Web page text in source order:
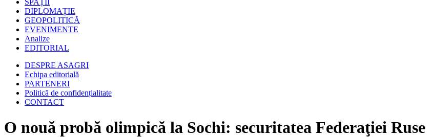
SPAȚII
DIPLOMAȚIE
GEOPOLITICĂ
EVENIMENTE
Analize
EDITORIAL
DESPRE ASAGRI
Echipa editorială
PARTENERI
Politică de confidențialitate
CONTACT
O nouă probă olimpică la Sochi: securitatea Federaţiei Ruse